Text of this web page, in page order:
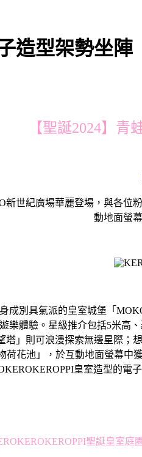
造型架勢坐陣
【聖誕2024】
世紀廣場華麗登場，與各
動地面螢
成別具氣派的皇室城堡「
樂體驗。星級推介包括5米高
」則可浪漫探索無邊星際
花池」，於互動地面螢幕
皇室造型的電
聖誕皇室庭